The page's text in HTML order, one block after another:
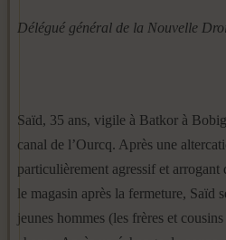
Délégué général de la Nouvelle
Saïd, 35 ans, vigile à Batkor à
canal de l’Ourcq. Après une
particulièrement agressif et arrogant
le magasin après la fermeture, Saïd
jeunes hommes (les frères et